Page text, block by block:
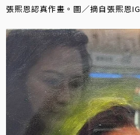
張熙恩認真作畫。圖／摘自張熙恩IG